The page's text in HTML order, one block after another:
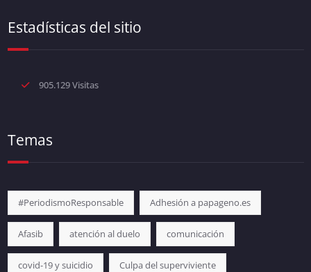
Estadísticas del sitio
905.129 Visitas
Temas
#PeriodismoResponsable Adhesión a papageno.es
Afasib atención al duelo comunicación
covid-19 y suicidio Culpa del superviviente